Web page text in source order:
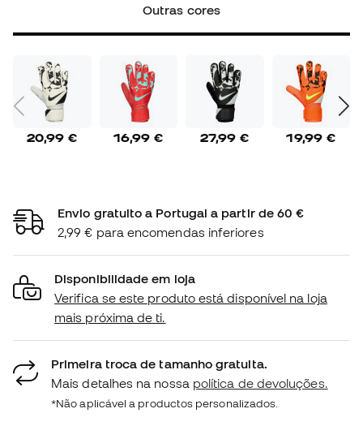
Outras cores
20,99 € 16,99 € 27,99 € 19,99 €
Envio gratuito a Portugal a partir de 60 €
2,99 € para encomendas inferiores
Disponibilidade em loja
Verifica se este produto está disponível na loja
mais próxima de ti.
Primeira troca de tamanho gratuita.
Mais detalhes na nossa política de devoluções.
*Não aplicável a productos personalizados.